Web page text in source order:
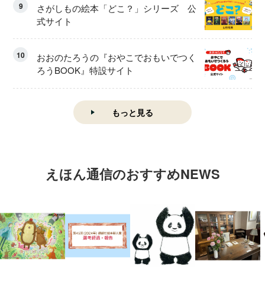
9
さがしもの絵本「どこ？」シリーズ 公
式サイト
10
おおのたろうの『おやこでおもいでつく
ろうBOOK』特設サイト
もっと見る
えほん通信のおすすめNEWS